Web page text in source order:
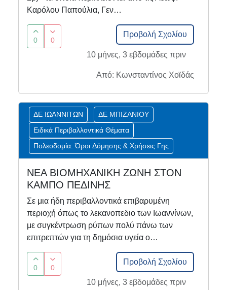
Καρόλου Παπούλια, Γεν…
0 0
Προβολή Σχολίου
10 μήνες, 3 εβδομάδες πριν
Από: Κωνσταντίνος Χοϊδάς
ΔΕ ΙΩΑΝΝΙΤΩΝ
ΔΕ ΜΠΙΖΑΝΙΟΥ
Ειδικά Περιβαλλοντικά Θέματα
Πολεοδομία: Όροι Δόμησης & Χρήσεις Γης
ΝΕΑ ΒΙΟΜΗΧΑΝΙΚΗ ΖΩΝΗ ΣΤΟΝ
ΚΑΜΠΟ ΠΕΔΙΝΗΣ
Σε μια ήδη περιβαλλοντικά επιβαρυμένη
περιοχή όπως το λεκανοπεδιο των Ιωαννίνων,
με συγκέντρωση ρύπων πολύ πάνω των
επιτρεπτών για τη δημόσια υγεία ο…
0 0
Προβολή Σχολίου
10 μήνες, 3 εβδομάδες πριν